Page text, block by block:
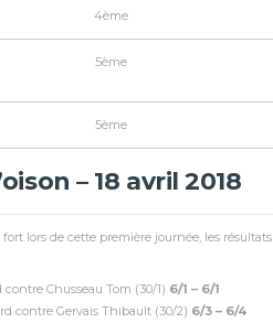
4ème
5ème
5ème
– 18 avril 2018
lors de cette première journée, les résultats
Chusseau Tom (30/1) 6/1 – 6/1
contre Gervais Thibault (30/2) 6/3 – 6/4